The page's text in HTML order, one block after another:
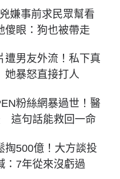
嫌事前求民眾幫看
眼：狗也被帶走
遭男友外流！私下真
暴怒直接打人
粉絲網暴過世！醫
這句話能救回一命
掏500億！大方談投
7年從來沒虧過